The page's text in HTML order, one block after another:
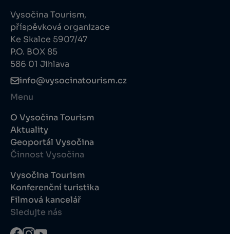
Vysočina Tourism,
příspěvková organizace
Ke Skalce 5907/47
P.O. BOX 85
586 01 Jihlava
info@vysocinatourism.cz
Menu
O Vysočina Tourism
Aktuality
Geoportál Vysočina
Činnost Vysočina
Vysočina Tourism
Konferenční turistika
Filmová kancelář
Sledujte nás